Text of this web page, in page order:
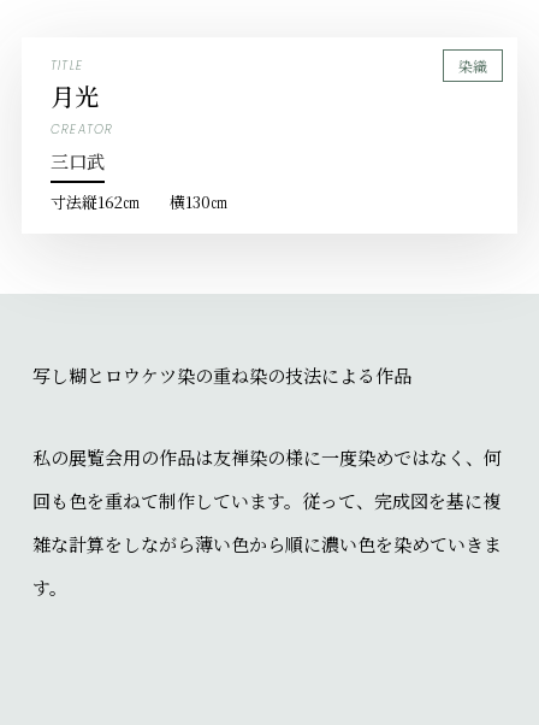
TITLE
月光
CREATOR
三口武
寸法縦162㎝ 横130㎝
染織
写し糊とロウケツ染の重ね染の技法による作品
私の展覧会用の作品は友禅染の様に一度染めではなく、何
回も色を重ねて制作しています。従って、完成図を基に複
雑な計算をしながら薄い色から順に濃い色を染めていきま
す。